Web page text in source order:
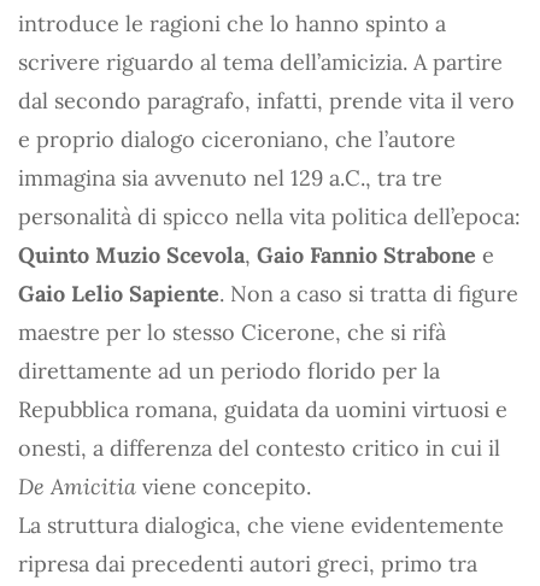
introduce le ragioni che lo hanno spinto a
scrivere riguardo al tema dell’amicizia. A partire
dal secondo paragrafo, infatti, prende vita il vero
e proprio dialogo ciceroniano, che l’autore
immagina sia avvenuto nel 129 a.C., tra tre
personalità di spicco nella vita politica dell’epoca:
Quinto Muzio Scevola, Gaio Fannio Strabone e
Gaio Lelio Sapiente. Non a caso si tratta di figure
maestre per lo stesso Cicerone, che si rifà
direttamente ad un periodo florido per la
Repubblica romana, guidata da uomini virtuosi e
onesti, a differenza del contesto critico in cui il
De Amicitia viene concepito.
La struttura dialogica, che viene evidentemente
ripresa dai precedenti autori greci, primo tra